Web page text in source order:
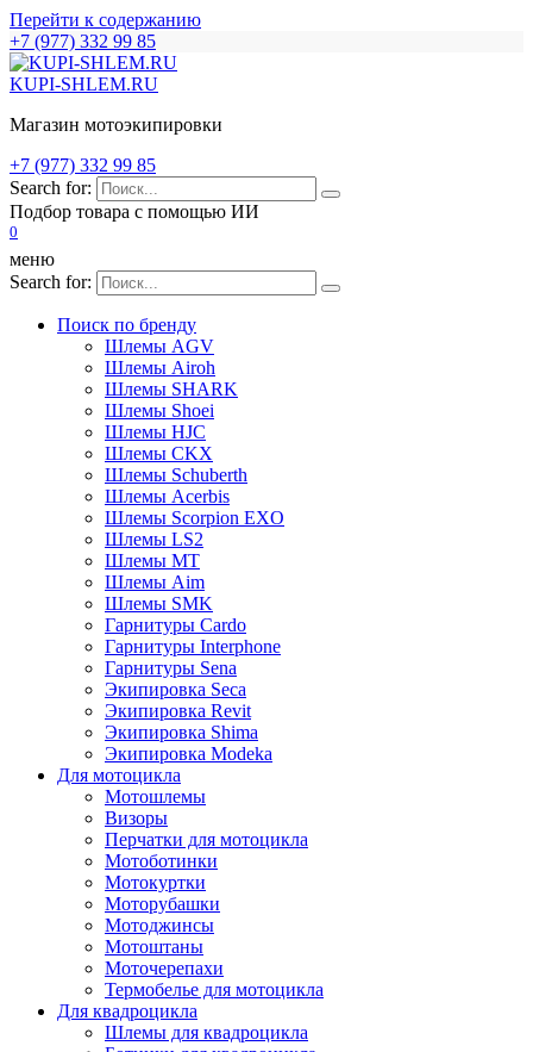
Перейти к содержанию
+7 (977) 332 99 85
KUPI-SHLEM.RU
Магазин мотоэкипировки
+7 (977) 332 99 85
Search for:
Подбор товара с помощью ИИ
0
меню
Search for:
Поиск по бренду
Шлемы AGV
Шлемы Airoh
Шлемы SHARK
Шлемы Shoei
Шлемы HJC
Шлемы CKX
Шлемы Schuberth
Шлемы Acerbis
Шлемы Scorpion EXO
Шлемы LS2
Шлемы MT
Шлемы Aim
Шлемы SMK
Гарнитуры Cardo
Гарнитуры Interphone
Гарнитуры Sena
Экипировка Seca
Экипировка Revit
Экипировка Shima
Экипировка Modeka
Для мотоцикла
Мотошлемы
Визоры
Перчатки для мотоцикла
Мотоботинки
Мотокуртки
Моторубашки
Мотоджинсы
Мотоштаны
Моточерепахи
Термобелье для мотоцикла
Для квадроцикла
Шлемы для квадроцикла